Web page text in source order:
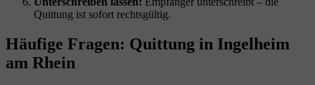
Quittung ist sofort rechtsgültig.
Häufige Fragen: Quittung in Ingelheim
am Rhein